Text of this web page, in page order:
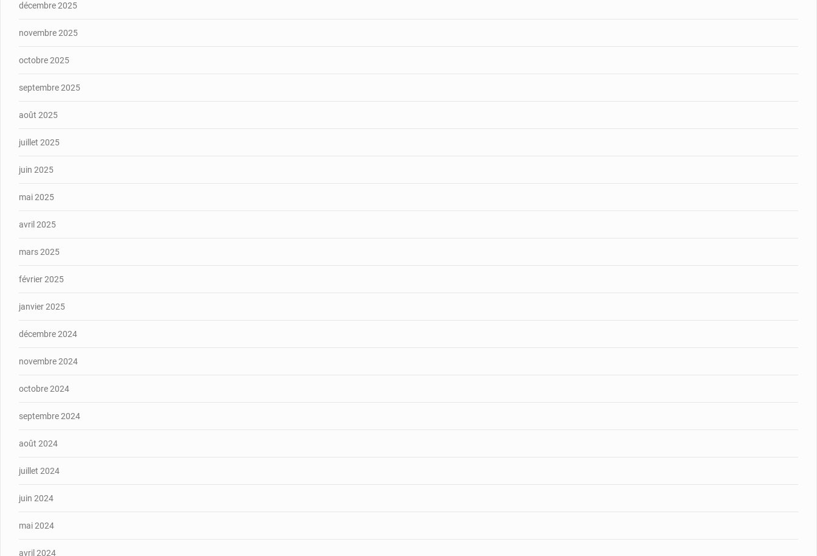
décembre 2025
novembre 2025
octobre 2025
septembre 2025
août 2025
juillet 2025
juin 2025
mai 2025
avril 2025
mars 2025
février 2025
janvier 2025
décembre 2024
novembre 2024
octobre 2024
septembre 2024
août 2024
juillet 2024
juin 2024
mai 2024
avril 2024